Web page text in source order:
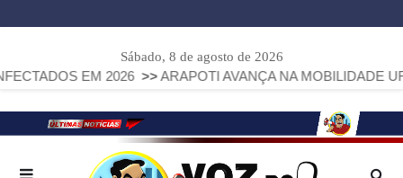
Sábado, 8 de agosto de 2026
2026 >>ARAPOTI AVANÇA NA MOBILIDADE URBANA